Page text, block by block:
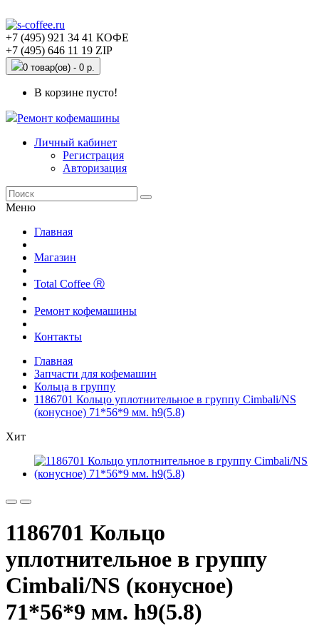
+7 (495) 921 34 41 КОФЕ
+7 (495) 646 11 19 ZIP
0 товар(ов) - 0 р.
В корзине пусто!
Ремонт кофемашины
Личный кабинет
Регистрация
Авторизация
Меню
Главная
Магазин
Total Coffee Ⓡ
Ремонт кофемашины
Контакты
Главная
Запчасти для кофемашин
Кольца в группу
1186701 Кольцо уплотнительное в группу Cimbali/NS
(конусное) 71*56*9 мм. h9(5.8)
Хит
1186701 Кольцо
уплотнительное в группу
Cimbali/NS (конусное)
71*56*9 мм. h9(5.8)